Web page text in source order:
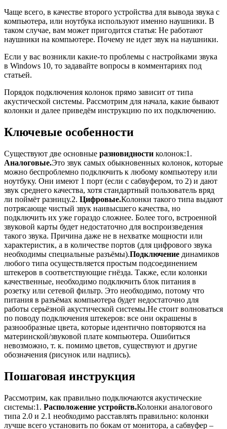
Чаще всего, в качестве второго устройства для вывода звука с
компьютера, или ноутбука используют именно наушники. В
таком случае, вам может пригодится статья: Не работают
наушники на компьютере. Почему не идет звук на наушники.
Если у вас возникли какие-то проблемы с настройками звука
в Windows 10, то задавайте вопросы в комментариях под
статьей.
Порядок подключения колонок прямо зависит от типа
акустической системы. Рассмотрим для начала, какие бывают
колонки и далее приведём инструкцию по их подключению.
Ключевые особенности
Существуют две основные разновидности колонок:1.
Аналоговые.Это звук самых обыкновенных колонок, которые
можно беспроблемно подключить к любому компьютеру или
ноутбуку. Они имеют 1 порт (если с сабвуфером, то 2) и дают
звук среднего качества, хотя стандартный пользователь вряд
ли поймёт разницу.2. Цифровые.Колонки такого типа выдают
потрясающе чистый звук наивысшего качества, но
подключить их уже гораздо сложнее. Более того, встроенной
звуковой карты будет недостаточно для воспроизведения
такого звука. Причина даже не в нехватке мощности или
характеристик, а в количестве портов (для цифрового звука
необходимы специальные разъёмы).Подключение динамиков
любого типа осуществляется простым подсоединением
штекеров в соответствующие гнёзда. Также, если колонки
качественные, необходимо подключить блок питания в
розетку или сетевой фильтр. Это необходимо, потому что
питания в разъёмах компьютера будет недостаточно для
работы серьёзной акустической системы.Не стоит волноваться
по поводу подключения штекеров: все они окрашены в
разнообразные цвета, которые идентично повторяются на
материнской/звуковой плате компьютера. Ошибиться
невозможно, т. к. помимо цветов, существуют и другие
обозначения (рисунок или надпись).
Пошаговая инструкция
Рассмотрим, как правильно подключаются акустические
системы:1. Расположение устройств.Колонки аналогового
типа 2.0 и 2.1 необходимо расставлять правильно: колонки
лучше всего установить по бокам от монитора, а сабвуфер –